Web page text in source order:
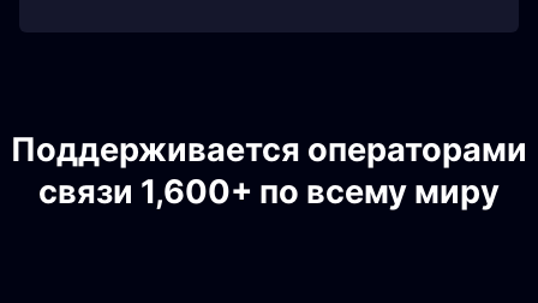
Поддерживается операторами
связи 1,600+ по всему миру